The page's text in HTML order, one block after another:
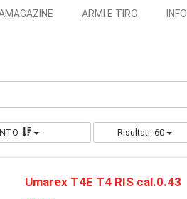
ARMI E TIRO INFO
Risultati: 60
Umarex T4E T4 RIS cal.0.43